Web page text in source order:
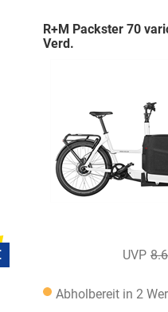
R+M Packster 70
Verd.
Abholbereit in 2